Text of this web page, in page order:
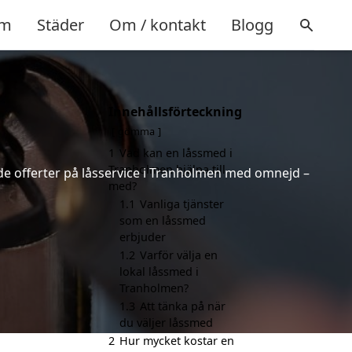
Städer Om / kontakt Blogg
offerter på låsservice i Tranholmen med omnejd –
Innehållsförteckning
gömma
1 Vad kan en låssmed i
Tranholmen hjälpa till
med?
1.1 Vanliga tjänster
som en låssmed
erbjuder
1.2 Varför välja en
lokal låssmed i
Tranholmen?
1.3 Att tänka på när
du väljer låssmed
2 Hur mycket kostar en